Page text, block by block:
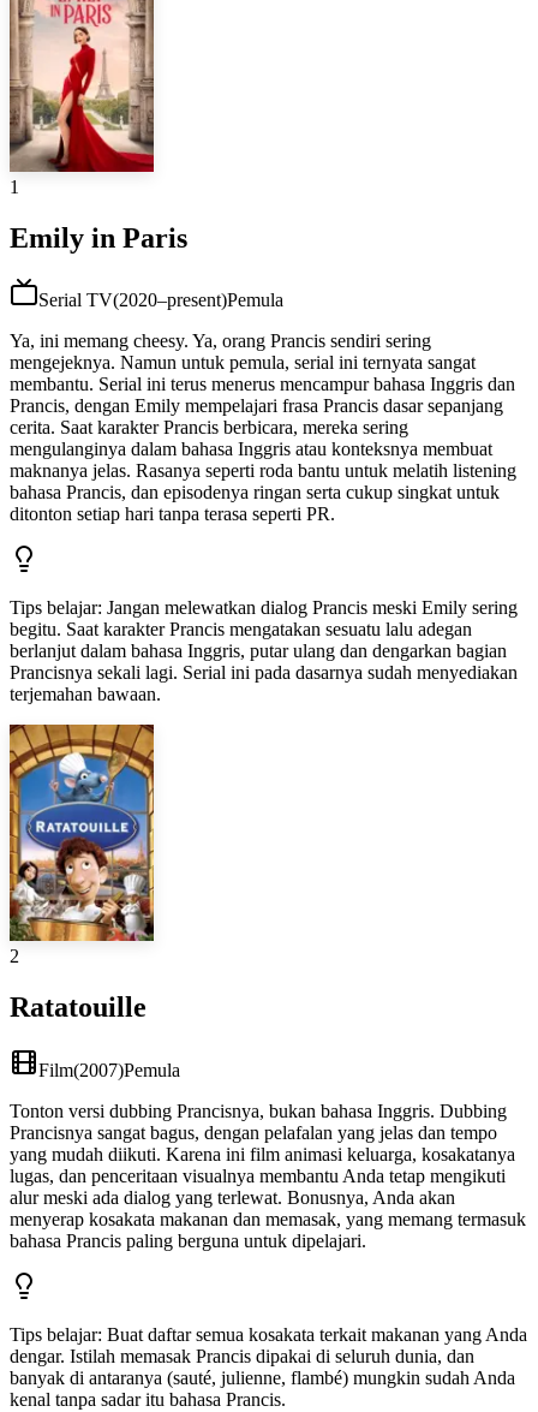
1
Emily in Paris
Serial TV(2020–present)Pemula
Ya, ini memang cheesy. Ya, orang Prancis sendiri sering
mengejeknya. Namun untuk pemula, serial ini ternyata sangat
membantu. Serial ini terus menerus mencampur bahasa Inggris dan
Prancis, dengan Emily mempelajari frasa Prancis dasar sepanjang
cerita. Saat karakter Prancis berbicara, mereka sering
mengulanginya dalam bahasa Inggris atau konteksnya membuat
maknanya jelas. Rasanya seperti roda bantu untuk melatih listening
bahasa Prancis, dan episodenya ringan serta cukup singkat untuk
ditonton setiap hari tanpa terasa seperti PR.
Tips belajar: Jangan melewatkan dialog Prancis meski Emily sering
begitu. Saat karakter Prancis mengatakan sesuatu lalu adegan
berlanjut dalam bahasa Inggris, putar ulang dan dengarkan bagian
Prancisnya sekali lagi. Serial ini pada dasarnya sudah menyediakan
terjemahan bawaan.
2
Ratatouille
Film(2007)Pemula
Tonton versi dubbing Prancisnya, bukan bahasa Inggris. Dubbing
Prancisnya sangat bagus, dengan pelafalan yang jelas dan tempo
yang mudah diikuti. Karena ini film animasi keluarga, kosakatanya
lugas, dan penceritaan visualnya membantu Anda tetap mengikuti
alur meski ada dialog yang terlewat. Bonusnya, Anda akan
menyerap kosakata makanan dan memasak, yang memang termasuk
bahasa Prancis paling berguna untuk dipelajari.
Tips belajar: Buat daftar semua kosakata terkait makanan yang Anda
dengar. Istilah memasak Prancis dipakai di seluruh dunia, dan
banyak di antaranya (sauté, julienne, flambé) mungkin sudah Anda
kenal tanpa sadar itu bahasa Prancis.